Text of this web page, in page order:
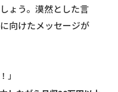
ょう。漠然とした言
向けたメッセージが
」